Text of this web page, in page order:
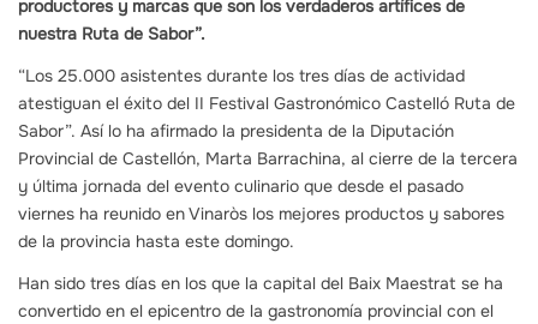
productores y marcas que son los verdaderos artífices de
nuestra Ruta de Sabor”.
“Los 25.000 asistentes durante los tres días de actividad
atestiguan el éxito del II Festival Gastronómico Castelló Ruta de
Sabor”. Así lo ha afirmado la presidenta de la Diputación
Provincial de Castellón, Marta Barrachina, al cierre de la tercera
y última jornada del evento culinario que desde el pasado
viernes ha reunido en Vinaròs los mejores productos y sabores
de la provincia hasta este domingo.
Han sido tres días en los que la capital del Baix Maestrat se ha
convertido en el epicentro de la gastronomía provincial con el